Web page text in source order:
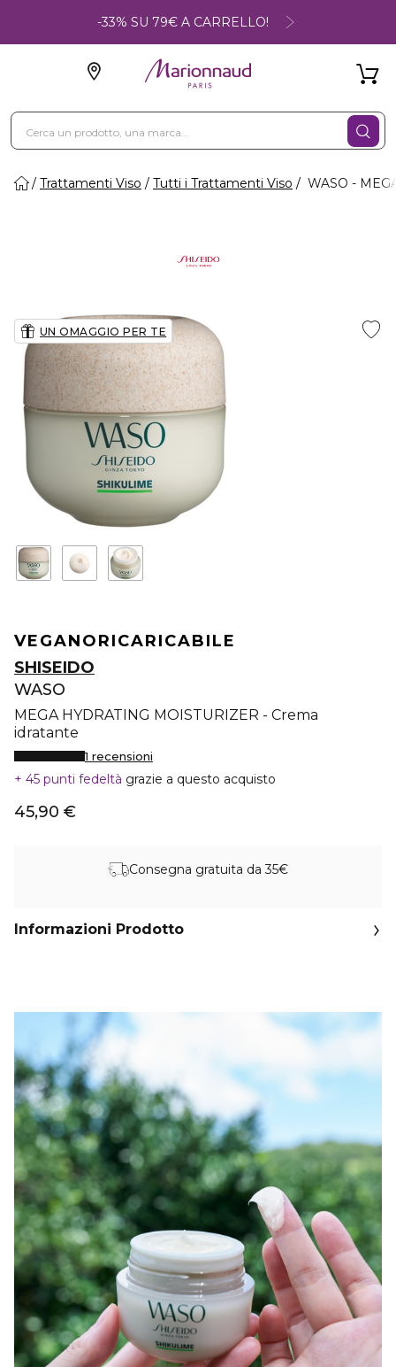
-33% SU 79€ A CARRELLO!
Trattamenti Viso Tutti i Trattamenti Viso WASO -
UN OMAGGIO PER TE
VEGANORICARICABILE
SHISEIDO
WASO
MEGA HYDRATING MOISTURIZER - Crema
idratante
1 recensioni
45 punti fedeltà grazie a questo acquisto
45,90 €
Consegna gratuita da 35€
Informazioni Prodotto